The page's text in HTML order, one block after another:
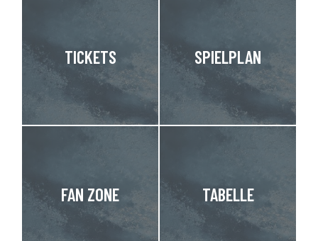
TICKETS SPIELPLAN
FAN ZONE TABELLE